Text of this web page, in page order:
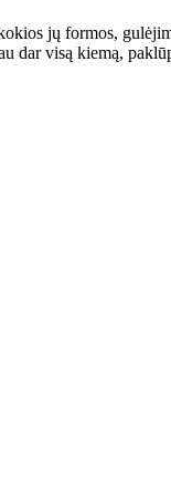
jų formos,
dar visą kiemą,